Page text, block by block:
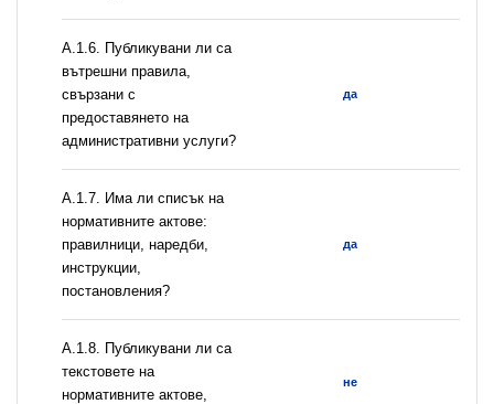
А.1.6. Публикувани ли са
вътрешни правила,
свързани с
предоставянето на
административни услуги?
да
А.1.7. Има ли списък на
нормативните актове:
правилници, наредби,
инструкции,
постановления?
да
А.1.8. Публикувани ли са
текстовете на
нормативните актове,
не